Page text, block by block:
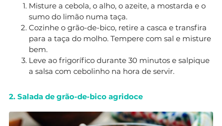
Misture a cebola, o alho, o azeite, a mostarda e o
sumo do limão numa taça.
Cozinhe o grão-de-bico, retire a casca e transfira
para a taça do molho. Tempere com sal e misture
bem.
Leve ao frigorífico durante 30 minutos e salpique
a salsa com cebolinho na hora de servir.
2. Salada de grão-de-bico agridoce